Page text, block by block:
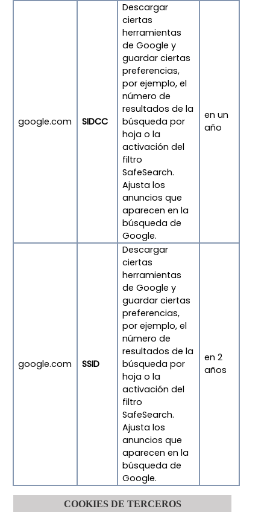
google.com SIDCC
Descargar
ciertas
herramientas
de Google y
guardar ciertas
preferencias,
por ejemplo, el
número de
resultados de la
búsqueda por
hoja o la
activación del
filtro
SafeSearch.
Ajusta los
anuncios que
aparecen en la
búsqueda de
Google.
en un
año
google.com SSID
Descargar
ciertas
herramientas
de Google y
guardar ciertas
preferencias,
por ejemplo, el
número de
resultados de la
búsqueda por
hoja o la
activación del
filtro
SafeSearch.
Ajusta los
anuncios que
aparecen en la
búsqueda de
Google.
en 2
años
COOKIES DE TERCEROS